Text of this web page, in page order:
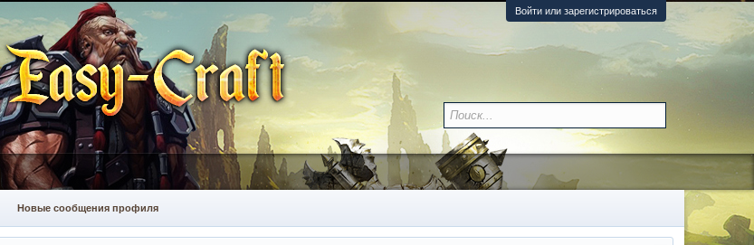
Войти или зарегистрироваться
Новые сообщения профиля